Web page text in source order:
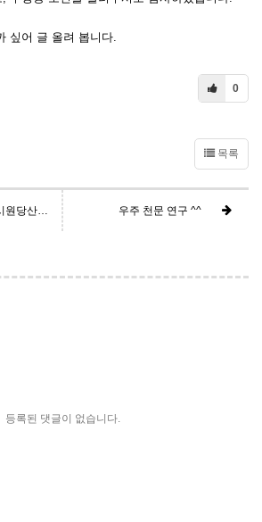
싶어 글 올려 봅니다.
0
목록
(급구)광주광역시원당산청소년문화의집 청소년 대상 천문프로그램 강사님 모집 안내 우주 천문 연구 ^^
등록된 댓글이 없습니다.